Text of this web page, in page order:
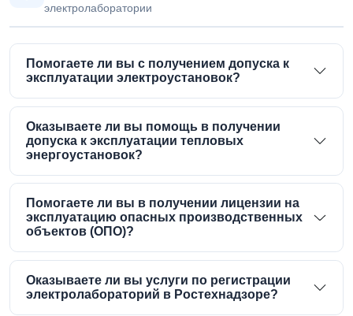
электролаборатории
Помогаете ли вы с получением допуска к
эксплуатации электроустановок?
Оказываете ли вы помощь в получении
допуска к эксплуатации тепловых
энергоустановок?
Помогаете ли вы в получении лицензии на
эксплуатацию опасных производственных
объектов (ОПО)?
Оказываете ли вы услуги по регистрации
электролабораторий в Ростехнадзоре?